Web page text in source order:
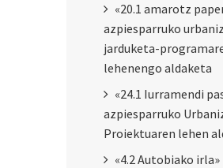
«20.1 amarotz
azpiesparruko
jarduketa-
lehenengo aldaketa
«24.1 Iurramendi
azpiesparruko
Proiektuaren lehen
«4.2 Autobiako irla»